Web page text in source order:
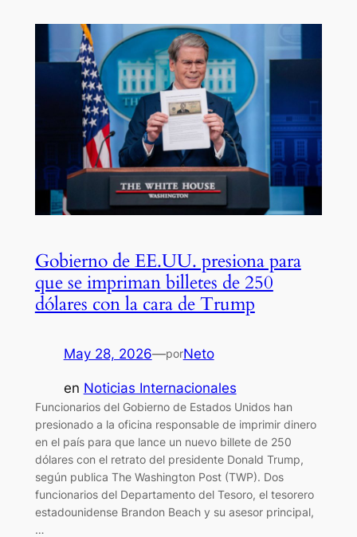
Gobierno de EE.UU. presiona para
que se impriman billetes de 250
dólares con la cara de Trump
May 28, 2026—porNeto
en Noticias Internacionales
Funcionarios del Gobierno de Estados Unidos han
presionado a la oficina responsable de imprimir dinero
en el país para que lance un nuevo billete de 250
dólares con el retrato del presidente Donald Trump,
según publica The Washington Post (TWP). Dos
funcionarios del Departamento del Tesoro, el tesorero
estadounidense Brandon Beach y su asesor principal,
…